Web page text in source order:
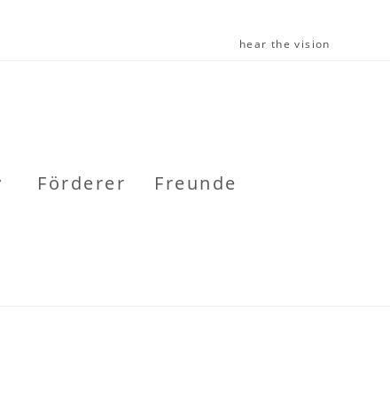
hear the vision
Förderer Freunde